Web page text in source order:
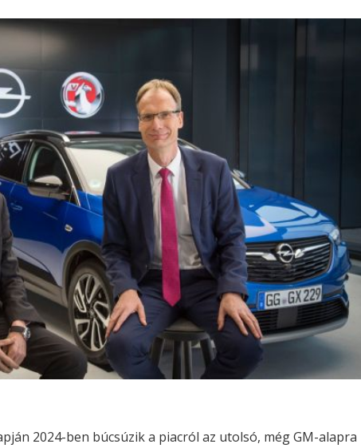
2024-ben búcsúzik a piacról az utolsó, még GM-alapra